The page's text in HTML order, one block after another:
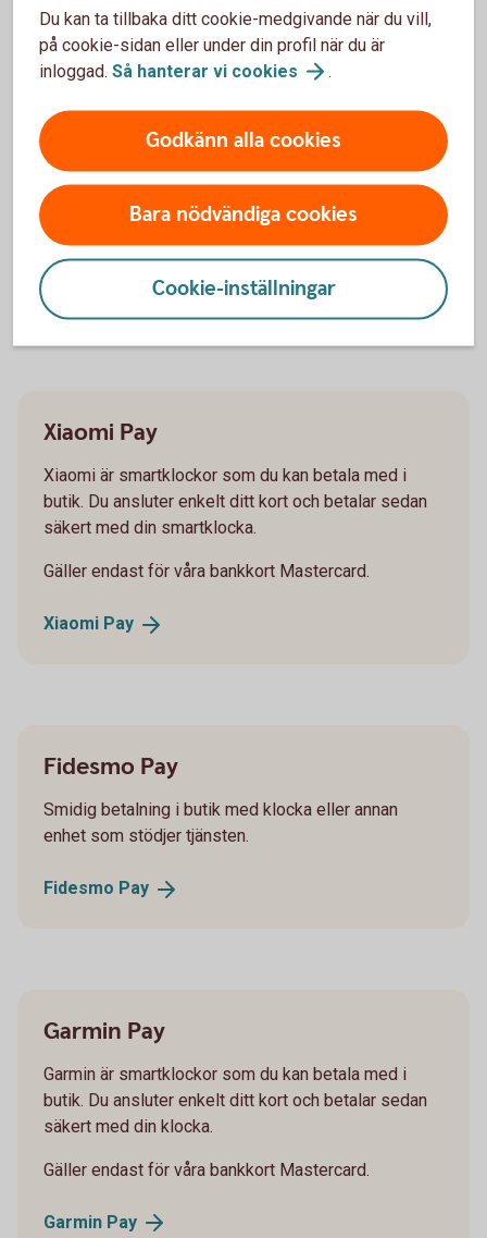
Wallets endast för bankkort
Anslut till Mastercard Click to Pay och slipp knappa
in ditt kortnummer när du handlar online. Välj vilka
kort du vill ansluta, betala med det du vill.
Gäller endast för våra bankkort Mastercard.
Mastercard Click toPay
Xiaomi Pay
Xiaomi är smartklockor som du kan betala med i
butik. Du ansluter enkelt ditt kort och betalar sedan
säkert med din smartklocka.
Gäller endast för våra bankkort Mastercard.
Xiaomi Pay
Fidesmo Pay
Smidig betalning i butik med klocka eller annan
enhet som stödjer tjänsten.
Fidesmo Pay
Garmin Pay
Garmin är smartklockor som du kan betala med i
butik. Du ansluter enkelt ditt kort och betalar sedan
säkert med din klocka.
Gäller endast för våra bankkort Mastercard.
Garmin Pay
Du kan ta tillbaka ditt cookie-medgivande när du vill,
på cookie-sidan eller under din profil när du är
inloggad. Så hanterar vi cookies .
Godkänn alla cookies
Bara nödvändiga cookies
Cookie-inställningar